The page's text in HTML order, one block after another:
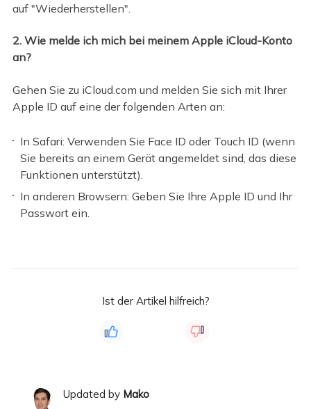
auf "Wiederherstellen".
2. Wie melde ich mich bei meinem Apple iCloud-Konto
an?
Gehen Sie zu iCloud.com und melden Sie sich mit Ihrer
Apple ID auf eine der folgenden Arten an:
In Safari: Verwenden Sie Face ID oder Touch ID (wenn
Sie bereits an einem Gerät angemeldet sind, das diese
Funktionen unterstützt).
In anderen Browsern: Geben Sie Ihre Apple ID und Ihr
Passwort ein.
Ist der Artikel hilfreich?
Updated by Mako